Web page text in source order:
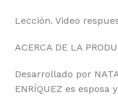
Lección. Video
ACERCA DE LA
Desarrollado por
ENRÍQUEZ es